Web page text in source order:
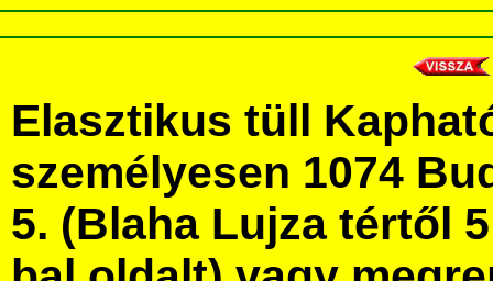
Elasztikus tüll
személyesen 1074
5. (Blaha Lujza tértől